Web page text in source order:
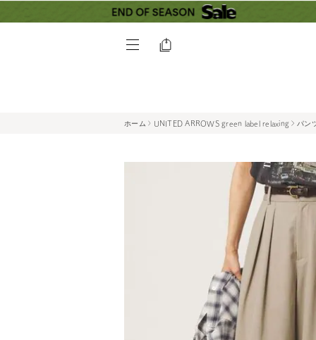
ホーム UNITED ARROWS green label relaxing パン